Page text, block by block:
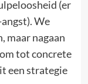
(er
We
maar nagaan
tot concrete
een strategie